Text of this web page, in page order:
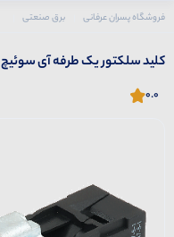
فروشگاه پسران عرفانی برق صنعتی
کلید سلکتور یک طرفه آی سوئیچ
0.0